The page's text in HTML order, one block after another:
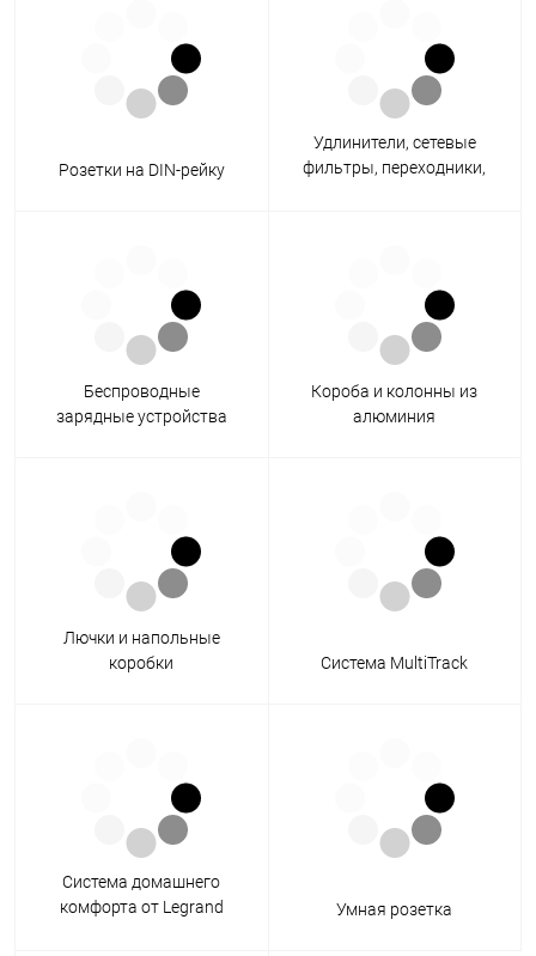
Розетки на DIN-рейку
Удлинители, сетевые
фильтры, переходники,
Беспроводные
зарядные устройства
Короба и колонны из
алюминия
Лючки и напольные
коробки
Система MultiTrack
Система домашнего
комфорта от Legrand
Умная розетка